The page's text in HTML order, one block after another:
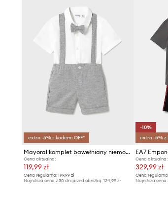
extra -5% z kodem: OFF*
Mayoral komplet bawełniany niemowlęcy
Cena aktualna:
119,99 zł
Cena regularna: 199,99 zł
Najniższa cena z 30 dni przed obniżką: 124,99 zł
-10%
extra -5% z
Cena aktualna:
329,99 zł
Cena
Najniższa cena